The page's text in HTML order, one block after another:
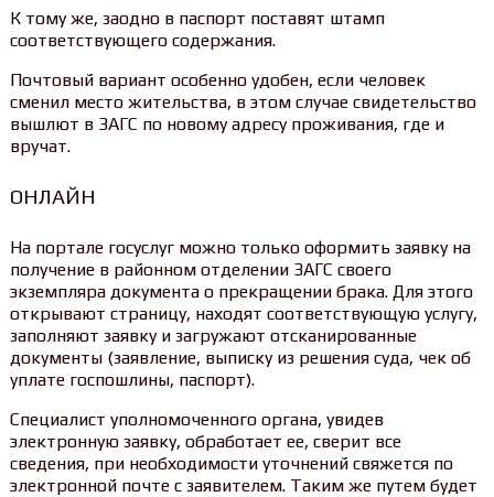
К тому же, заодно в паспорт поставят штамп
соответствующего содержания.
Почтовый вариант особенно удобен, если человек
сменил место жительства, в этом случае свидетельство
вышлют в ЗАГС по новому адресу проживания, где и
вручат.
ОНЛАЙН
На портале госуслуг можно только оформить заявку на
получение в районном отделении ЗАГС своего
экземпляра документа о прекращении брака. Для этого
открывают страницу, находят соответствующую услугу,
заполняют заявку и загружают отсканированные
документы (заявление, выписку из решения суда, чек об
уплате госпошлины, паспорт).
Специалист уполномоченного органа, увидев
электронную заявку, обработает ее, сверит все
сведения, при необходимости уточнений свяжется по
электронной почте с заявителем. Таким же путем будет